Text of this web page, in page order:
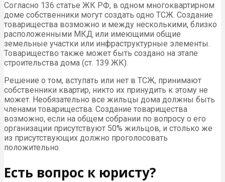
Согласно 136 статье ЖК РФ, в одном многоквартирном
доме собственники могут создать одно ТСЖ. Создание
товарищества возможно и между несколькими, близко
расположенными МКД или имеющими общие
земельные участки или инфраструктурные элементы.
Товарищество также может быть создано на этапе
строительства дома (ст. 139 ЖК).
Решение о том, вступать или нет в ТСЖ, принимают
собственники квартир, никто их принудить к этому не
может. Необязательно все жильцы дома должны быть
членами товарищества. Создание товарищества
возможно, если на общем собрании по вопросу о его
организации присутствуют 50% жильцов, и столько же
из присутствующих должно проголосовать
положительно.
Есть вопрос к юристу?